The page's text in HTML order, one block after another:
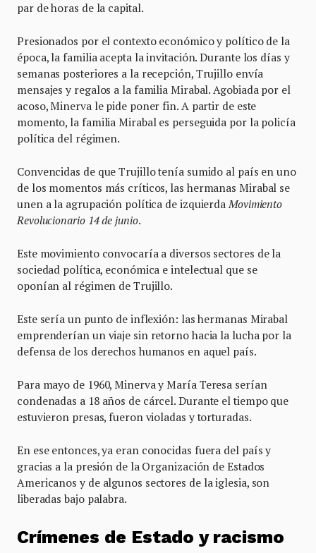
par de horas de la capital.
Presionados por el contexto económico y político de la
época, la familia acepta la invitación. Durante los días y
semanas posteriores a la recepción, Trujillo envía
mensajes y regalos a la familia Mirabal. Agobiada por el
acoso, Minerva le pide poner fin. A partir de este
momento, la familia Mirabal es perseguida por la policía
política del régimen.
Convencidas de que Trujillo tenía sumido al país en uno
de los momentos más críticos, las hermanas Mirabal se
unen a la agrupación política de izquierdaMovimiento
Revolucionario 14 de junio.
Este movimiento convocaría a diversos sectores de la
sociedad política, económica e intelectual que se
oponían al régimen de Trujillo.
Este sería un punto de inflexión: las hermanas Mirabal
emprenderían un viaje sin retorno hacia la lucha por la
defensa de los derechos humanos en aquel país.
Para mayo de 1960, Minerva y María Teresa serían
condenadas a 18 años de cárcel. Durante el tiempo que
estuvieron presas, fueron violadas y torturadas.
En ese entonces, ya eran conocidas fuera del país y
gracias a la presión de la Organización de Estados
Americanos y de algunos sectores de la iglesia, son
liberadas bajo palabra.
Crímenes de Estado y racismo